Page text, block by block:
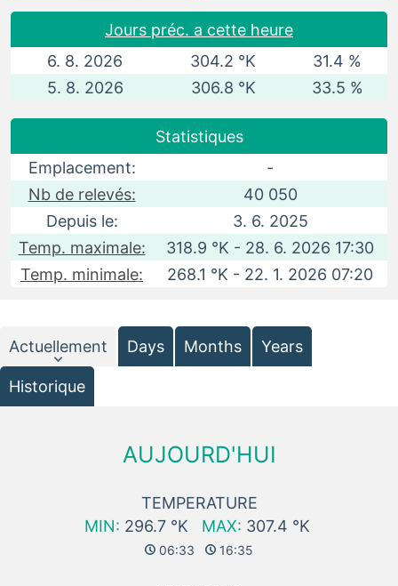
Jours préc. a cette heure
6. 8. 2026
304.2 °K
31.4 %
5. 8. 2026
306.8 °K 33.5 %
Statistiques
Emplacement:
-
Nb de relevés:
40 050
Depuis le:
3. 6. 2025
Temp. maximale:
318.9 °K - 28. 6. 2026 17:30
Temp. minimale:
268.1 °K - 22. 1. 2026 07:20
Actuellement Days Months Years
Historique
AUJOURD'HUI
TEMPERATURE
MIN: 296.7 °K MAX: 307.4 °K
06:33 16:35